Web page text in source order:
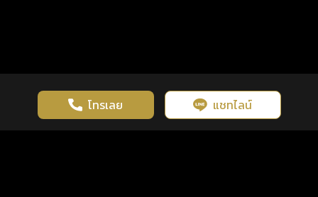
โทรเลย แชทไลน์
เว็บไซต์นี้มีการใช้งานคุกกี้ เพื่อเพิ่มประสิทธิภาพและประสบการณ์ที่ดี
ในการใช้งานเว็บไซต์ นโยบายความเป็นส่วนตัว
รู้ก่อน พร้อมกว่า ทุกจังหวะชีวิต คลิกดูดวงฟรี